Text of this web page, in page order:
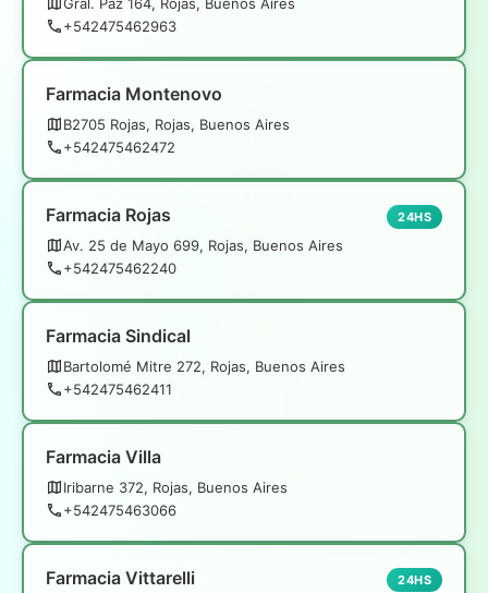
+542475462963
Farmacia Montenovo
B2705 Rojas, Rojas, Buenos Aires
+542475462472
Farmacia Rojas
Av. 25 de Mayo 699, Rojas, Buenos Aires
+542475462240
24HS
Farmacia Sindical
Bartolomé Mitre 272, Rojas, Buenos Aires
+542475462411
Farmacia Villa
Iribarne 372, Rojas, Buenos Aires
+542475463066
Farmacia Vittarelli 24HS